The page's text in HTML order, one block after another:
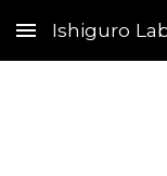
Skip to main
Ishiguro